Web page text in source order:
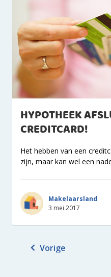
HYPOTHEEK
CREDITCARD!
Het hebben van een
zijn, maar kan wel een
Makelaarsland
3 mei 2017
Vorige